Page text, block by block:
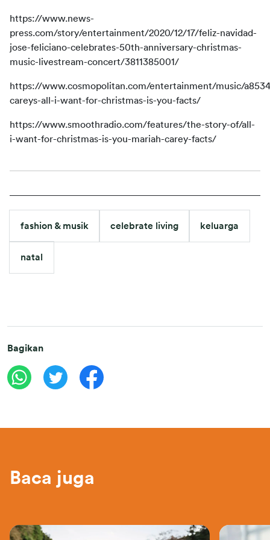
https://www.news-
press.com/story/entertainment/2020/12/17/feliz-navidad-
jose-feliciano-celebrates-50th-anniversary-christmas-
music-livestream-concert/3811385001/
https://www.cosmopolitan.com/entertainment/music/
careys-all-i-want-for-christmas-is-you-facts/
https://www.smoothradio.com/features/the-story-of/all-
i-want-for-christmas-is-you-mariah-carey-facts/
fashion & musik celebrate living keluarga
natal
Bagikan
Baca juga